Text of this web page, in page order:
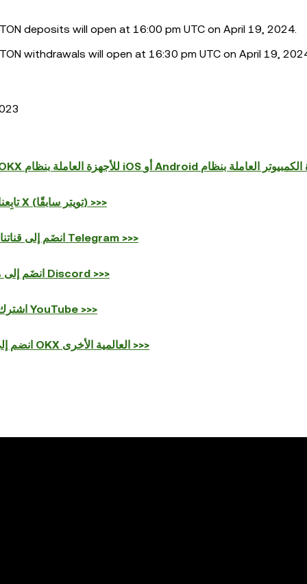
deposits will open at 16:00 pm UTC on April 19, 2024.
withdrawals will open at 16:30 pm UTC on April 19,
تابِعنا على منصَّة X (تويتر سابقًا) >>>
انضَم إلى قناتنا على تطبيق Telegram >>>
انضَم إلى مُخدِّمنا على Discord >>>
اشترك بقناتنا على YouTube >>>
انضم إلى مجتمعات OKX العالمية الأخرى >>>